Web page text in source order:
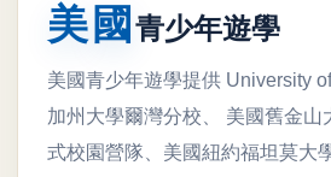
美國青少年遊學
美國青少年遊學提供 University
加州大學爾灣分校、 美國舊金山
式校園營隊、美國紐約福坦莫大